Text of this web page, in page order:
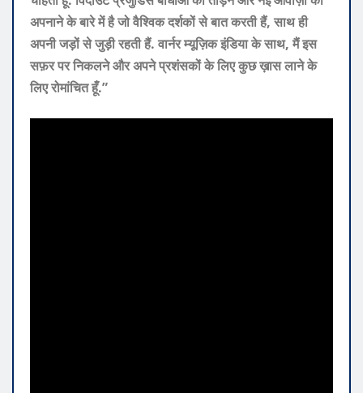
अपनाने के बारे में है जो वैश्विक दर्शकों से बात करती हैं, साथ ही
अपनी जड़ों से जुड़ी रहती हैं. वार्नर म्यूज़िक इंडिया के साथ, मैं इस
सफ़र पर निकलने और अपने प्रशंसकों के लिए कुछ ख़ास लाने के
लिए रोमांचित हूँ.”